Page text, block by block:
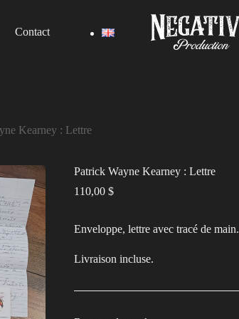
Contact
Kearney : Lettre
Patrick Wayne Kearney : Lettre
110,00 $
Enveloppe, lettre avec tracé de main.
Livraison incluse.